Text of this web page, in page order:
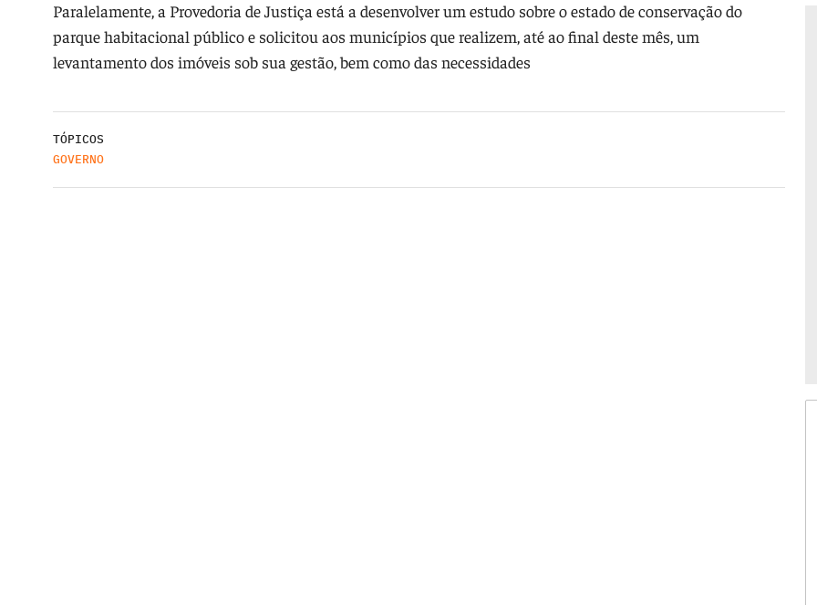
Paralelamente, a Provedoria de Justiça está a desenvolver um estudo sobre o estado de conservação do
parque habitacional público e solicitou aos municípios que realizem, até ao final deste mês, um
levantamento dos imóveis sob sua gestão, bem como das necessidades
TÓPICOS
GOVERNO